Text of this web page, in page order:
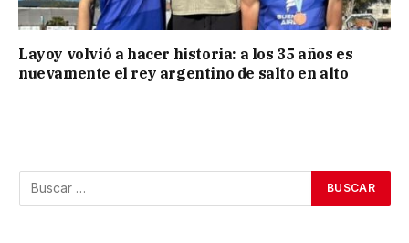
Layoy volvió a hacer historia: a los 35 años es
nuevamente el rey argentino de salto en alto